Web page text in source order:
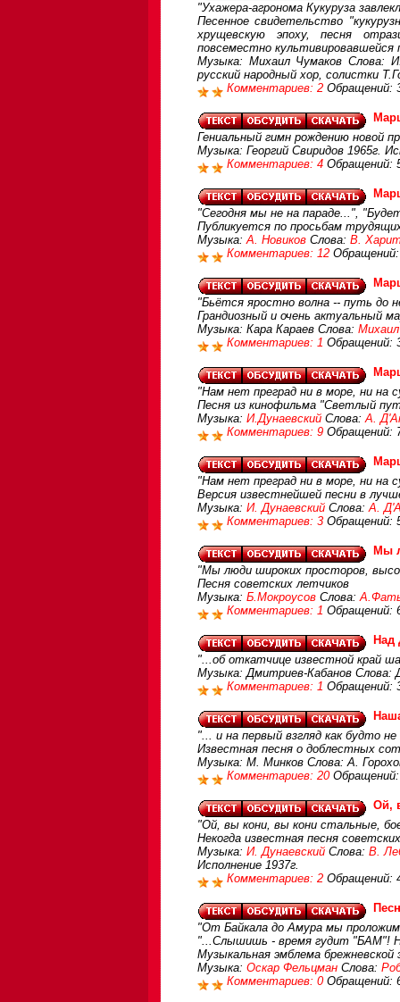
"Ухажера-агронома Кукуруза
Песенное свидетельство
хрущевскую эпоху, песня
повсеместно
Музыка: Михаил Чумаков Слова:
русский народный хор, солистки
Комментариев: 2 Обращений:
Гениальный гимн рождению новой
Музыка: Георгий Свиридов 1965г.
Комментариев: 4 Обращений:
"Сегодня мы не на параде...",
Публикуется по просьбам
Музыка:А. Новиков Слова: В.
Комментариев: 12 Обращений:
"Бьётся яростно волна -- путь до
Грандиозный и очень актуaльный
Музыка: Кара Караев Слова:
Комментариев: 1 Обращений:
"Нам нет преград ни в море, ни на
Песня из кинофильма "Светлый
Музыка: И.Дунаевский Слова:А.
Комментариев: 9 Обращений:
"Нам нет преград ни в море, ни на
Версия известнейшей песни в
Музыка: И. Дунаевский Слова:А.
Комментариев: 3 Обращений:
Мы
"Мы люди широких просторов,
Песня советских летчиков
Музыка: Б.Мокроусов Слова:
Комментариев: 1 Обращений:
Над
"...об откатчице известной край
Музыка: Дмитриев-Кабанов Слова:
Комментариев: 1 Обращений:
"... и на первый взгляд как будто не
Известная песня о доблестных
Музыка: М. Минков Слова: А.
Комментариев: 20 Обращений:
Ой,
"Ой, вы кони, вы кони стальные,
Некогда известная песня
Музыка: И. Дунаевский Слова: В.
Исполнение 1937г.
Комментариев: 2 Обращений:
"От Байкала до Амура мы
"...Слышишь - время гудит "БАМ"!
Музыкальная эмблема брежневской
Музыка: Оскар Фельцман Слова:
Комментариев: 0 Обращений: